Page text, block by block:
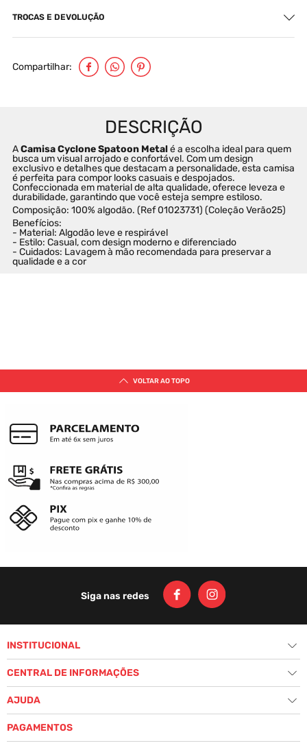
TROCAS E DEVOLUÇÃO
Compartilhar
A Camisa Cyclone Spatoon Metal é a escolha ideal para quem
busca um visual arrojado e confortável. Com um design
exclusivo e detalhes que destacam a personalidade, esta camisa
é perfeita para compor looks casuais e despojados.
Confeccionada em material de alta qualidade, oferece leveza e
durabilidade, garantindo que você esteja sempre estiloso.
Composição: 100% algodão. (Ref 01023731) (Coleção Verão25)
Benefícios:
- Material: Algodão leve e respirável
- Estilo: Casual, com design moderno e diferenciado
- Cuidados: Lavagem à mão recomendada para preservar a
qualidade e a cor
VOCÊ
METAL - AMARELO MANGO
R$ 139,00
Ou2 xdeR$ 69,50 sem juros